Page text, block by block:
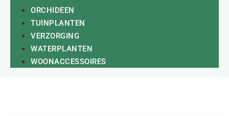
ORCHIDEEN
TUINPLANTEN
VERZORGING
WATERPLANTEN
WOONACCESSOIRES